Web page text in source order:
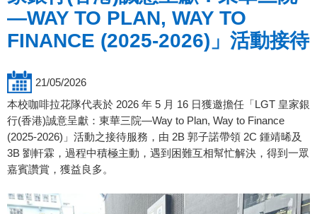
—WAY TO PLAN, WAY TO
FINANCE (2025-2026)」活動接待
21/05/2026
本校咖啡拉花隊代表於 2026 年 5 月 16 日獲邀擔任「LGT 皇家銀
行(香港)誠意呈獻：東華三院—Way to Plan, Way to Finance
(2025-2026)」活動之接待服務，由 2B 郭子諾帶領 2C 鍾靖晞及
3B 劉軒霖，過程中積極主動，遇到困難互相幫忙解決，得到一眾
嘉賓讚賞，獲益良多。